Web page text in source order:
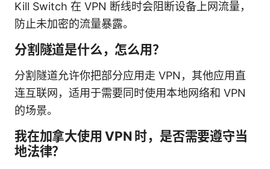
Kill Switch 在 VPN 断线时会阻断设备上网流量，
防止未加密的流量暴露。
分割隧道是什么，怎么用？
分割隧道允许你把部分应用走 VPN，其他应用直
连互联网，适用于需要同时使用本地网络和 VPN
的场景。
我在加拿大使用 VPN 时，是否需要遵守当
地法律？